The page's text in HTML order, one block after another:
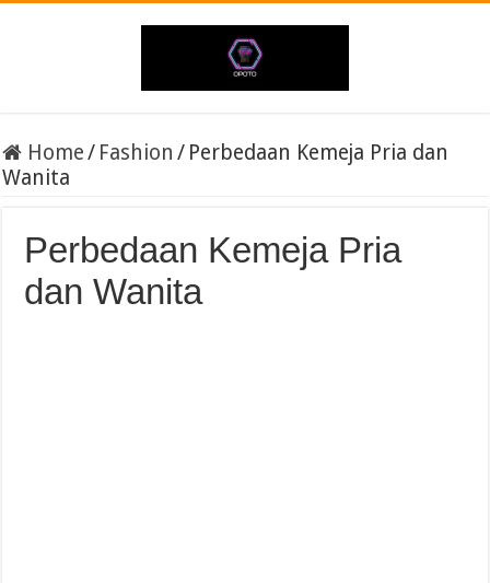
Home/ Fashion / Perbedaan Kemeja Pria dan
Wanita
Perbedaan Kemeja Pria
dan Wanita